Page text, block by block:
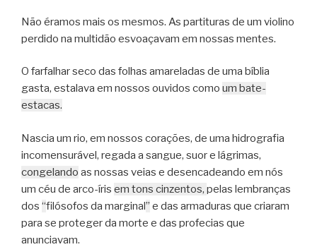
Não éramos mais os mesmos. As partituras de um violino
perdido na multidão esvoaçavam em nossas mentes.
O farfalhar seco das folhas amareladas de uma bíblia
gasta, estalava em nossos ouvidos como um bate-
estacas.
Nascia um rio, em nossos corações, de uma hidrografia
incomensurável, regada a sangue, suor e lágrimas,
congelando as nossas veias e desencadeando em nós
um céu de arco-íris em tons cinzentos, pelas lembranças
dos “filósofos da marginal” e das armaduras que criaram
para se proteger da morte e das profecias que
anunciavam.